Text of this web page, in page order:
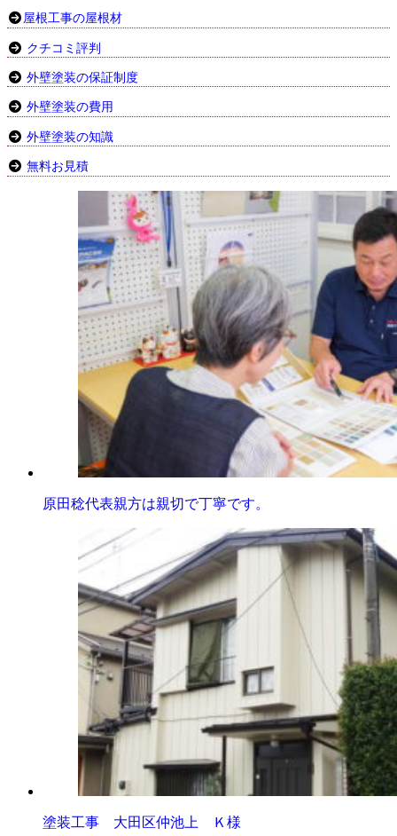
屋根工事の屋根材
クチコミ評判
外壁塗装の保証制度
外壁塗装の費用
外壁塗装の知識
無料お見積
原田稔代表親方は親切で丁寧です。
塗装工事 大田区仲池上 Ｋ様